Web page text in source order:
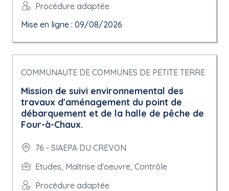
Procédure adaptée
Mise en ligne : 09/08/2026
COMMUNAUTE DE COMMUNES DE PETITE TERRE
Mission de suivi environnemental des
travaux d'aménagement du point de
débarquement et de la halle de pêche de
Four-à-Chaux.
76 - SIAEPA DU CREVON
Etudes, Maîtrise d'oeuvre, Contrôle
Procédure adaptée